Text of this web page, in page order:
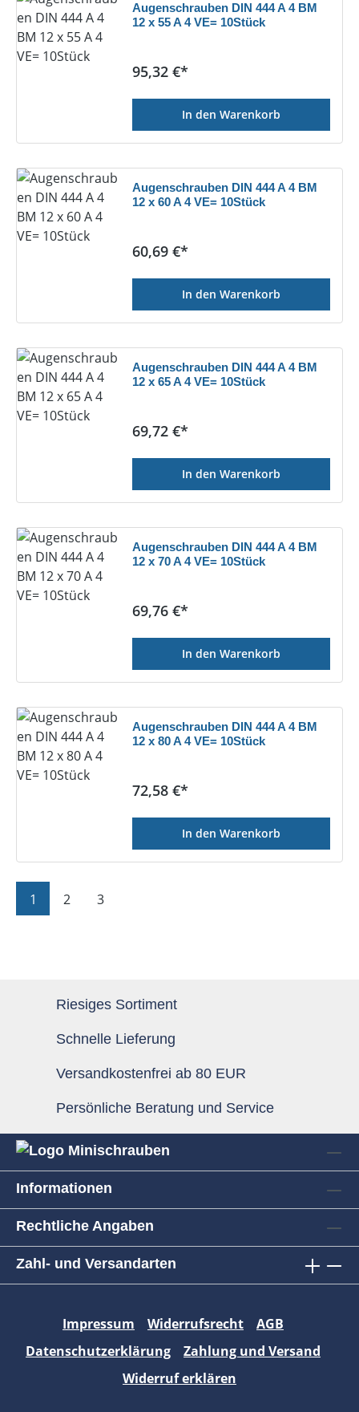
Augenschrauben DIN 444 A 4 BM
12 x 55 A 4 VE= 10Stück
Regulärer Preis:
95,32 €*
In den Warenkorb
Augenschrauben DIN 444 A 4 BM
12 x 60 A 4 VE= 10Stück
Regulärer Preis:
60,69 €*
In den Warenkorb
Augenschrauben DIN 444 A 4 BM
12 x 65 A 4 VE= 10Stück
Regulärer Preis:
69,72 €*
In den Warenkorb
Augenschrauben DIN 444 A 4 BM
12 x 70 A 4 VE= 10Stück
Regulärer Preis:
69,76 €*
In den Warenkorb
Augenschrauben DIN 444 A 4 BM
12 x 80 A 4 VE= 10Stück
Regulärer Preis:
72,58 €*
In den Warenkorb
Seite
1 Seite
2 Seite
3
Riesiges Sortiment
Schnelle Lieferung
Versandkostenfrei ab 80 EUR
Persönliche Beratung und Service
Informationen
Rechtliche Angaben
Zahl- und Versandarten
Impressum Widerrufsrecht
AGB
Datenschutzerklärung
Zahlung und Versand
Widerruf erklären